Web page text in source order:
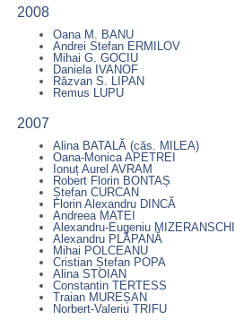
2008
Oana M. BANU
Andrei Stefan ERMILOV
Mihai G. GOCIU
Daniela IVANOF
Răzvan S. LIPAN
Remus LUPU
2007
Alina BATALĂ (căs. MILEA)
Oana-Monica APETREI
Ionuț Aurel AVRAM
Robert Florin BONTAȘ
Ștefan CURCAN
Florin Alexandru DINCĂ
Andreea MATEI
Alexandru-Eugeniu MIZERANSCHI
Alexandru PLĂPANĂ
Mihai POLCEANU
Cristian Ștefan POPA
Alina STOIAN
Constantin TERTESS
Traian MUREȘAN
Norbert-Valeriu TRIFU